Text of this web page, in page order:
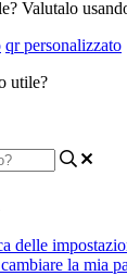
Valutalo
qr personalizzato
utile?
delle
la mia